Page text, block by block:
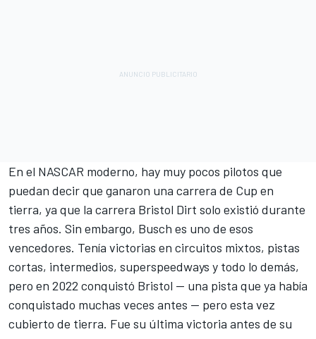
En el NASCAR moderno, hay muy pocos pilotos que
puedan decir que ganaron una carrera de Cup en
tierra, ya que la carrera Bristol Dirt solo existió durante
tres años. Sin embargo, Busch es uno de esos
vencedores. Tenía victorias en circuitos mixtos, pistas
cortas, intermedios, superspeedways y todo lo demás,
pero en 2022 conquistó Bristol -- una pista que ya había
conquistado muchas veces antes -- pero esta vez
cubierto de tierra. Fue su última victoria antes de su